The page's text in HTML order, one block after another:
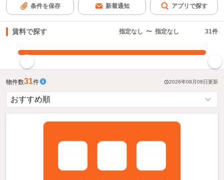
条件を保存 新着通知 アプリで探す
賃料で探す 指定なし 〜 指定なし 31件
物件数31件 2026年08月08日更新